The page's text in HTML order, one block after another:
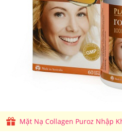
Mặt Nạ Collagen Puroz Nhập